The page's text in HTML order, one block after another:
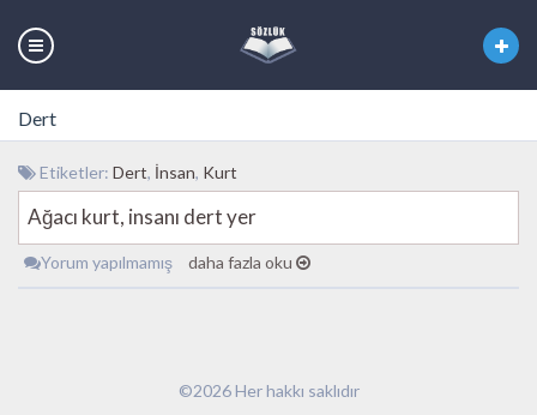
Dert
Etiketler: Dert, İnsan, Kurt
Ağacı kurt, insanı dert yer
Yorum yapılmamış daha fazla oku
©2026 Her hakkı saklıdır